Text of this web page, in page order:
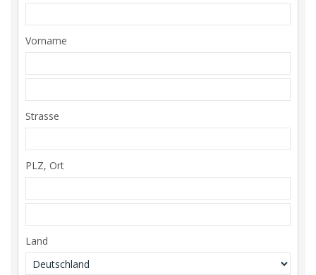
Vorname
Strasse
PLZ, Ort
Land